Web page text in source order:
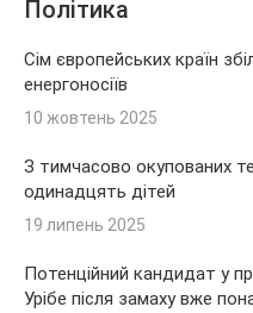
Політика
Сім європейських країн
енергоносіїв
10 жовтень 2025
З тимчасово окупованих
одинадцять дітей
19 липень 2025
Потенційний кандидат у
Урібе після замаху вже